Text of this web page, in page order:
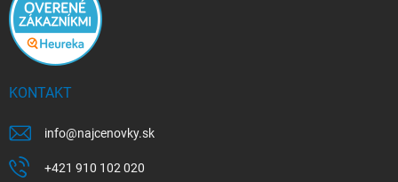
KONTAKT
info@najcenovky.sk
+421 910 102 020